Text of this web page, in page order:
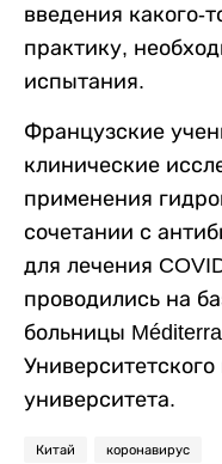
введения какого-
практику,
испытания.
Французские
клинические
применения
сочетании с
для лечения
проводились на
больницы
университета.
Китай коронавирус